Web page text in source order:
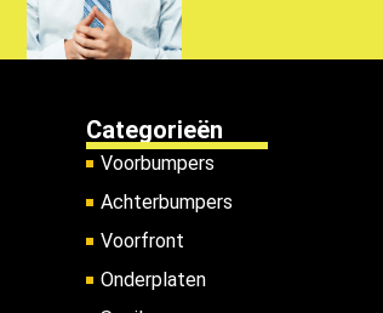
Categorieën
Voorbumpers
Achterbumpers
Voorfront
Onderplaten